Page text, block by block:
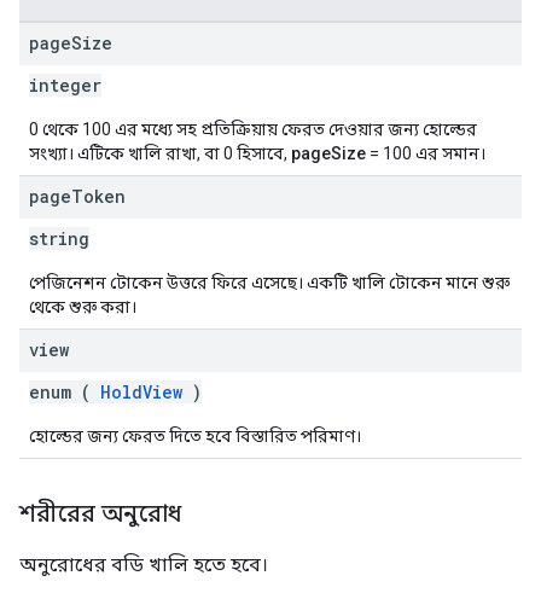
pageSize
integer
0 থেকে 100 এর মধ্যে সহ প্রতিক্রিয়ায় ফেরত দেওয়ার জন্য হোল্ডের
সংখ্যা। এটিকে খালি রাখা, বা 0 হিসাবে, pageSize = 100 এর সমান।
pageToken
string
পেজিনেশন টোকেন উত্তরে ফিরে এসেছে। একটি খালি টোকেন মানে শুরু
থেকে শুরু করা।
view
enum ( HoldView )
হোল্ডের জন্য ফেরত দিতে হবে বিস্তারিত পরিমাণ।
শরীরের অনুরোধ
অনুরোধের বডি খালি হতে হবে।